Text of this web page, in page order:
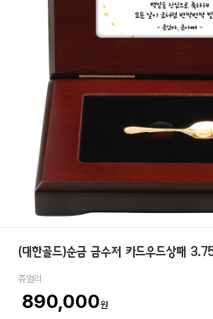
(대한골드)순금 금수저 카드우드상패
쥬얼리
890,000원